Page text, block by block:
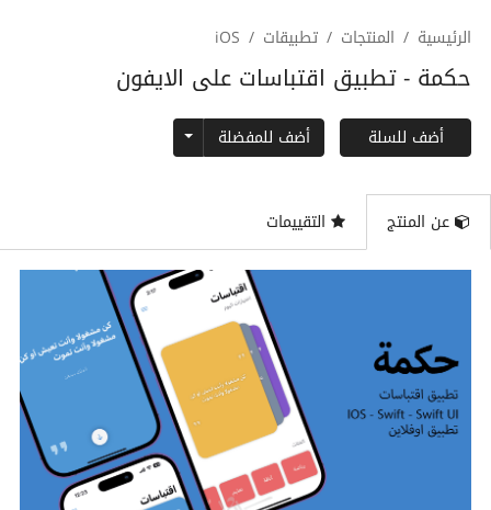
الرئيسية المنتجات تطبيقات iOS
حكمة - تطبيق اقتباسات على الايفون
أضف للسلة أضف للمفضلة Toggle Dropdown
عن المنتج التقييمات